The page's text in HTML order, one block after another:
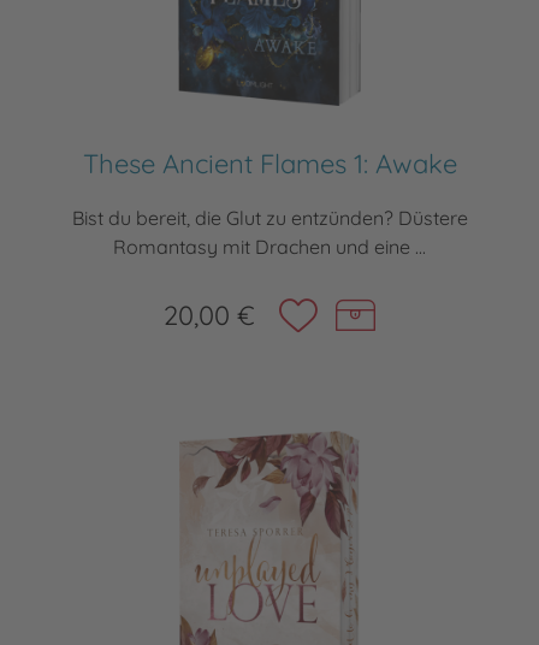
These Ancient Flames 1: Awake
Bist du bereit, die Glut zu entzünden? Düstere
Romantasy mit Drachen und eine ...
20,00 €